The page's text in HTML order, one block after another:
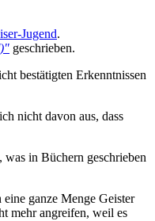
Jugend.
geschrieben.
bestätigten Erkenntnissen
nicht davon aus, dass
was in Büchern geschrieben
ganze Menge Geister
mehr angreifen, weil es